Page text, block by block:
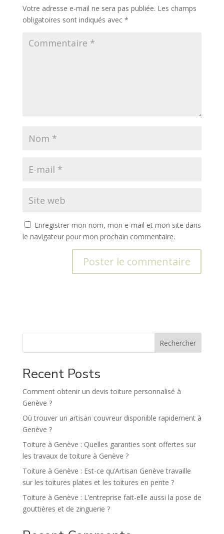
Votre adresse e-mail ne sera pas publiée. Les champs
obligatoires sont indiqués avec *
Enregistrer mon nom, mon e-mail et mon site dans
le navigateur pour mon prochain commentaire.
i
e
:
Rechercher
Recent Posts
Comment obtenir un devis toiture personnalisé à
Genève ?
Où trouver un artisan couvreur disponible rapidement à
Genève ?
Toiture à Genève : Quelles garanties sont offertes sur
les travaux de toiture à Genève ?
Toiture à Genève : Est-ce qu’Artisan Genève travaille
sur les toitures plates et les toitures en pente ?
Toiture à Genève : L’entreprise fait-elle aussi la pose de
gouttières et de zinguerie ?